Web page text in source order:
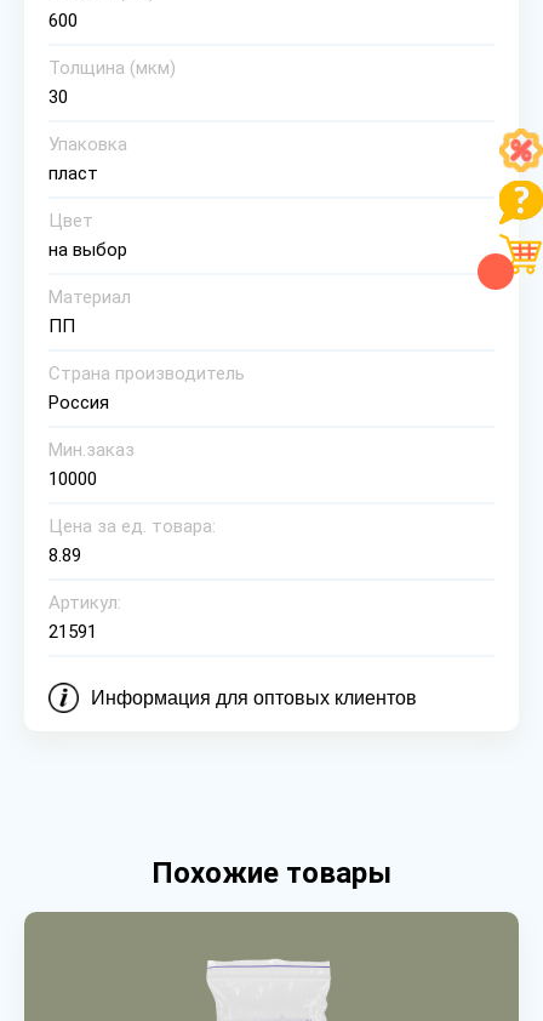
600
Толщина (мкм)
30
Упаковка
пласт
Цвет
на выбор
Материал
ПП
Страна производитель
Россия
Мин.заказ
10000
Цена за ед. товара:
8.89
Артикул:
21591
Информация для оптовых клиентов
Похожие товары